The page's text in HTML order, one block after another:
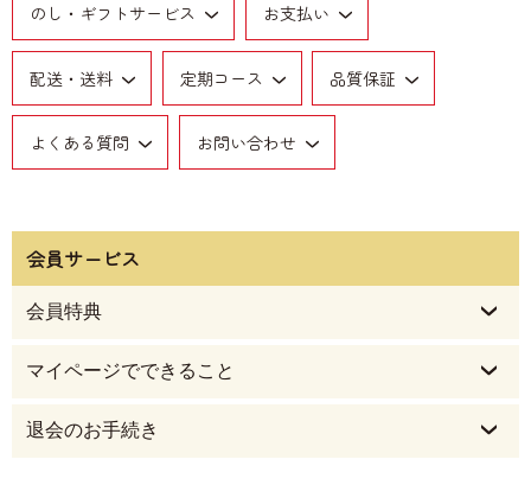
のし・ギフトサービス お支払い
配送・送料 定期コース 品質保証
よくある質問 お問い合わせ
会員サービス
会員特典
マイページでできること
退会のお手続き